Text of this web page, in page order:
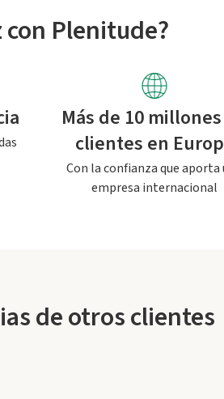
Plenitude?
Más de 10
clientes en
Con la confianza que aporta
empresa internacional
de otros clientes